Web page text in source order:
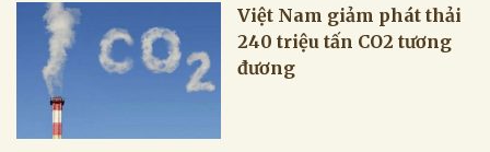
Việt Nam giảm phát thải
240 triệu tấn CO2 tương
đương